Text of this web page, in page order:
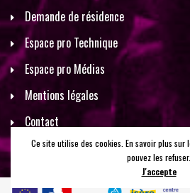
Demande de résidence
Espace pro Technique
Espace pro Médias
Mentions légales
Contact
Ce site utilise des cookies. En savoir plus sur
pouvez les refuser.
J'accepte